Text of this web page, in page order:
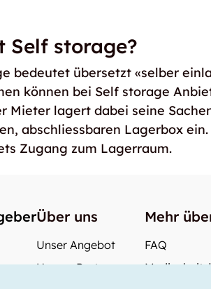
Self storage?
bedeutet übersetzt «selber
können bei Self storage
Mieter lagert dabei seine
abschliessbaren Lagerbox
Zugang zum Lagerraum.
Über uns
Unser Angebot
Unsere Partner
Mehr
FAQ